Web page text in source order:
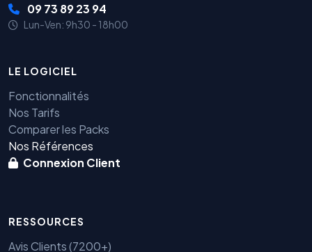
09 73 89 23 94
Lun-Ven: 9h30 - 18h00
LE LOGICIEL
Fonctionnalités
Nos Tarifs
Comparer les Packs
Nos Références
Connexion Client
RESSOURCES
Avis Clients (7200+)